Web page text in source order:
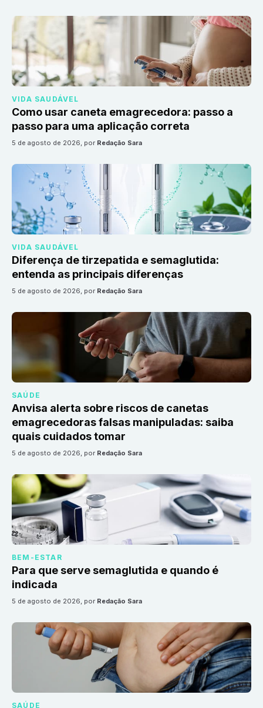
VIDA SAUDÁVEL
Como usar caneta emagrecedora: passo a
passo para uma aplicação correta
5 de agosto de 2026, por Redação Sara
VIDA SAUDÁVEL
Diferença de tirzepatida e semaglutida:
entenda as principais diferenças
5 de agosto de 2026, por Redação Sara
SAÚDE
Anvisa alerta sobre riscos de canetas
emagrecedoras falsas manipuladas: saiba
quais cuidados tomar
5 de agosto de 2026, por Redação Sara
BEM-ESTAR
Para que serve semaglutida e quando é
indicada
5 de agosto de 2026, por Redação Sara
SAÚDE